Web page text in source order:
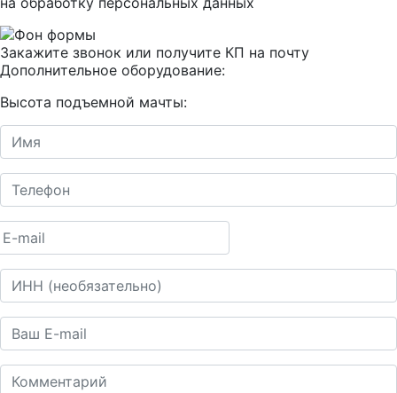
Закажите звонок или получите КП на почту
Дополнительное оборудование:
Высота подъемной мачты: